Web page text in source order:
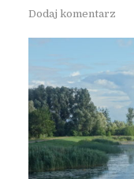
Dodaj komentarz